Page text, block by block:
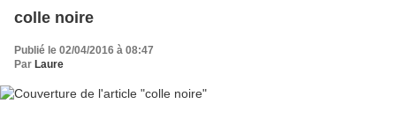
colle noire
Publié le 02/04/2016 à 08:47
Par Laure